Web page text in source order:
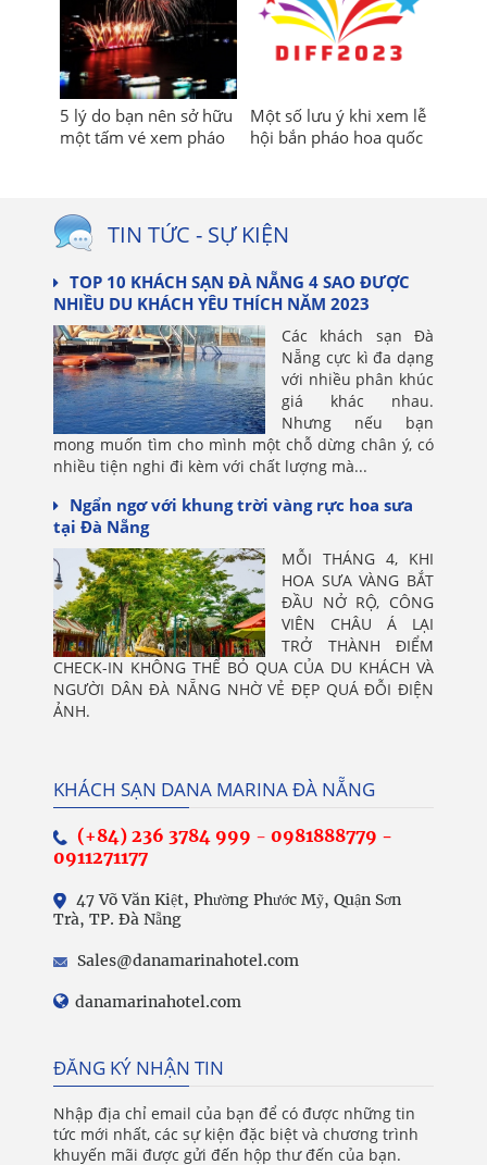
5 lý do bạn nên sở hữu
một tấm vé xem pháo
Một số lưu ý khi xem lễ
hội bắn pháo hoa quốc
TIN TỨC - SỰ KIỆN
TOP 10 KHÁCH SẠN ĐÀ NẴNG 4 SAO ĐƯỢC
NHIỀU DU KHÁCH YÊU THÍCH NĂM 2023
Các khách sạn Đà
Nẵng cực kì đa dạng
với nhiều phân khúc
giá khác nhau.
Nhưng nếu bạn
mong muốn tìm cho mình một chỗ dừng chân ý, có
nhiều tiện nghi đi kèm với chất lượng mà...
Ngẩn ngơ với khung trời vàng rực hoa sưa
tại Đà Nẵng
MỖI THÁNG 4, KHI
HOA SƯA VÀNG BẮT
ĐẦU NỞ RỘ, CÔNG
VIÊN CHÂU Á LẠI
TRỞ THÀNH ĐIỂM
CHECK-IN KHÔNG THỂ BỎ QUA CỦA DU KHÁCH VÀ
NGƯỜI DÂN ĐÀ NẴNG NHỜ VẺ ĐẸP QUÁ ĐỖI ĐIỆN
ẢNH.
KHÁCH SẠN DANA MARINA ĐÀ NẴNG
(+84) 236 3784 999 - 0981888779 -
0911271177
47 Võ Văn Kiệt, Phường Phước Mỹ, Quận Sơn
Trà, TP. Đà Nẵng
Sales@danamarinahotel.com
danamarinahotel.com
ĐĂNG KÝ NHẬN TIN
Nhập địa chỉ email của bạn để có được những tin
tức mới nhất, các sự kiện đặc biệt và chương trình
khuyến mãi được gửi đến hộp thư đến của bạn.